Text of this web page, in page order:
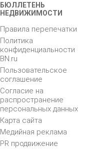
БЮЛЛЕТЕНЬ
НЕДВИЖИМОСТИ
Правила перепечатки
Политика
конфиденциальности
BN.ru
Пользовательское
соглашение
Согласие на
распространение
персональных данных
Карта сайта
Медийная реклама
PR продвижение